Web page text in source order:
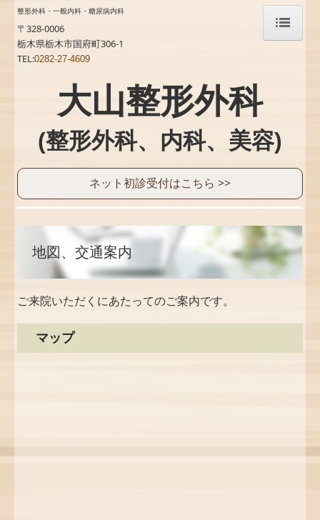
ホーム
当院について
診療案内
整形外科
糖尿病内科
呼吸器アレルギー内科
一般内科・予防接種
美容、アンチエイジング
自費注射/点滴（美容、健康）
ダーマペン4
整形外科・一般内科・糖尿病内科
〒328-0006
栃木県栃木市国府町306-1
TEL:0282-27-4609
大山整形外科
(整形外科、内科、美容)
ネット初診受付はこちら >>
地図、交通案内
ご来院いただくにあたってのご案内です。
マップ